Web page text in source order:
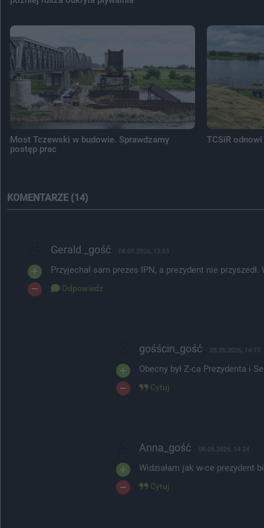
Most Tczewski w budowie. Sprawdzamy
postęp prac
TCSiR
KOMENTARZE (14)
Gerald _gość 08.05.2026, 13:53
Przyjechał sam prezes IPN, a prezydent nie
Odpowiedz
gośścin_gość 08.05.2026, 14:15
Obecny był Z-ca Prezydenta i
Cytuj
Anna_gość 08.05.2026, 14:24
Widziałam jak w-ce prezydent
Cytuj